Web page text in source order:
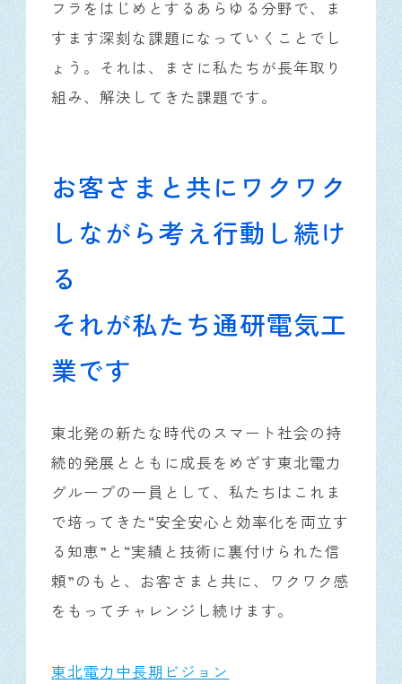
フラをはじめとするあらゆる分野で、ま
すます深刻な課題になっていくことでし
ょう。それは、まさに私たちが長年取り
組み、解決してきた課題です。
お客さまと共にワクワク
しながら考え行動し続け
る
それが私たち通研電気工
業です
東北発の新たな時代のスマート社会の持
続的発展とともに成長をめざす東北電力
グループの一員として、私たちはこれま
で培ってきた“安全安心と効率化を両立す
る知恵”と“実績と技術に裏付けられた信
頼”のもと、お客さまと共に、ワクワク感
をもってチャレンジし続けます。
東北電力中長期ビジョン